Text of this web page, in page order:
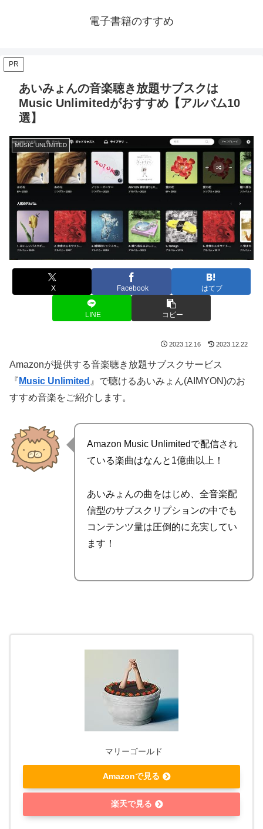
電子書籍のすすめ
PR
あいみょんの音楽聴き放題サブスクは
Music Unlimitedがおすすめ【アルバム10
選】
MUSIC UNLIMITED
X Facebook はてブ
LINE コピー
2023.12.16 2023.12.22
Amazonが提供する音楽聴き放題サブスクサービス
『 Music Unlimited 』で聴けるあいみょん(AIMYON)のお
すすめ音楽をご紹介します。
Amazon Music Unlimitedで配信され
ている楽曲はなんと1億曲以上！
あいみょんの曲をはじめ、全音楽配
信型のサブスクリプションの中でも
コンテンツ量は圧倒的に充実してい
ます！
マリーゴールド
Amazonで見る
楽天で見る